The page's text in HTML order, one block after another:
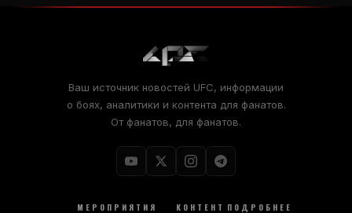
Ваш источник новостей UFC, информации
о боях, аналитики и контента для фанатов.
От фанатов, для фанатов.
МЕРОПРИЯТИЯ КОНТЕНТ ПОДРОБНЕЕ